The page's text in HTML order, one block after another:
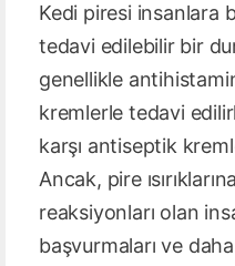
Kedi piresi insanlara
tedavi edilebilir bir
genellikle
kremlerle tedavi
karşı antiseptik
Ancak, pire
reaksiyonları olan
başvurmaları ve